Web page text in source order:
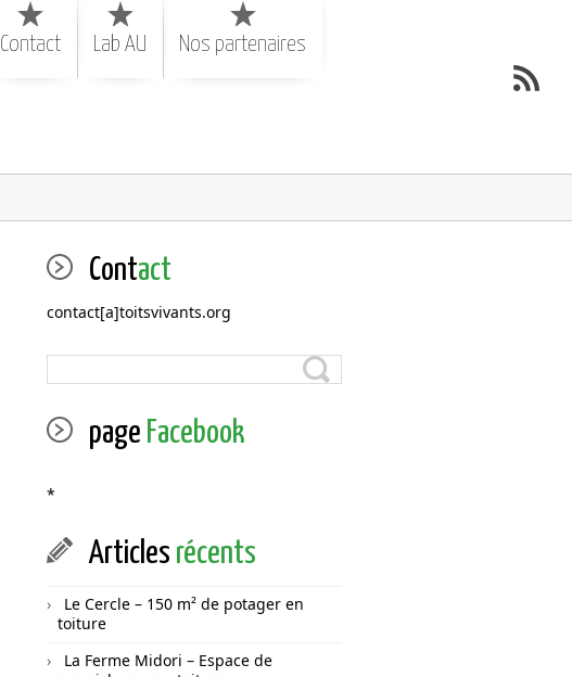
Contact Lab AU Nos partenaires
Contact
contact[a]toitsvivants.org
page Facebook
*
Articles récents
Le Cercle – 150 m² de potager en
toiture
La Ferme Midori – Espace de